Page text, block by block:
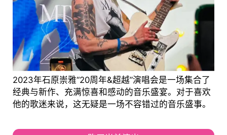
2023年石原崇雅“20周年&超越”演唱会是一场集合了
经典与新作、充满惊喜和感动的音乐盛宴。对于喜欢
他的歌迷来说，这无疑是一场不容错过的音乐盛事。